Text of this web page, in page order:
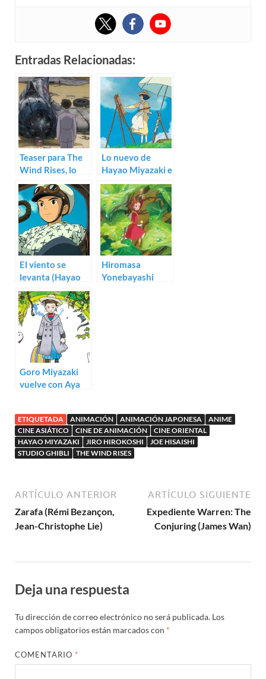
Entradas Relacionadas:
Teaser para The
Wind Rises, lo
nuevo de Hayao
Miyazaki
Lo nuevo de
Hayao Miyazaki e
Isao Takahata, ya
con pósters
El viento se
levanta (Hayao
Miyazaki)
Hiromasa
Yonebayashi
Goro Miyazaki
vuelve con Aya
ETIQUETADA ANIMACIÓN ANIMACIÓN JAPONESA
ANIME
CINE ASIÁTICO
CINE DE ANIMACIÓN
CINE ORIENTAL
HAYAO MIYAZAKI
JIRO HIROKOSHI
JOE HISAISHI
STUDIO GHIBLI
THE WIND RISES
ARTÍCULO ANTERIOR
Zarafa (Rémi Bezançon,
Jean-Christophe Lie)
ARTÍCULO SIGUIENTE
Expediente Warren: The
Conjuring (James Wan)
Deja una respuesta
Tu dirección de correo electrónico no será publicada. Los
campos obligatorios están marcados con *
COMENTARIO *